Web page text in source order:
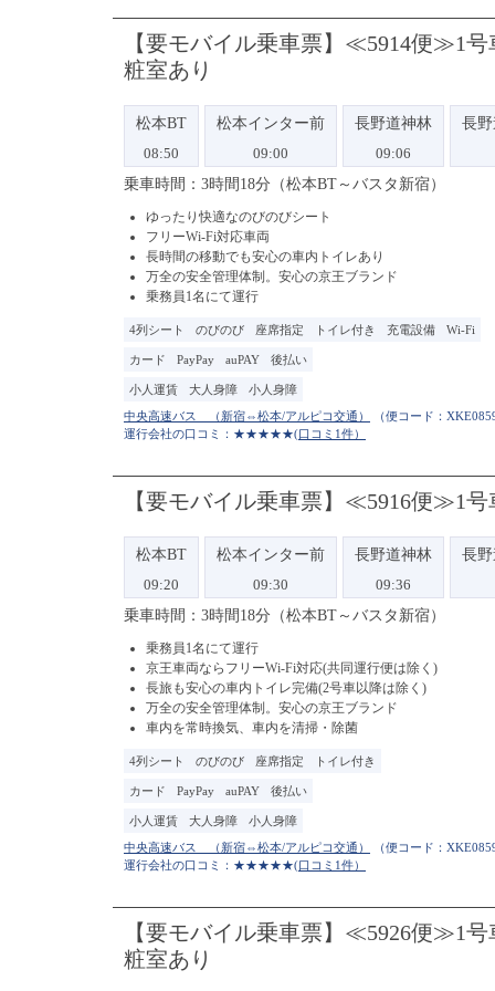
【要モバイル乗車票】≪5914便
粧室あり
（便コード：
運行会社の口コミ：★★★★★(口コミ1件）
松本BT
08:50
松本インター前
09:00
長野道神林
09:06
長
乗車時間：3時間18分（松本BT～バスタ新宿）
4列シート のびのび 座席指定 トイレ付き 充電設備 Wi-Fi
ゆったり快適なのびのびシート
フリーWi-Fi対応車両
長時間の移動でも安心の車内トイレあり
万全の安全管理体制。安心の京王ブランド
乗務員1名にて運行
カード PayPay auPAY 後払い
小人運賃 大人身障 小人身障
【要モバイル乗車票】≪5916便
（便コード：
運行会社の口コミ：★★★★★(口コミ1件）
松本BT
09:20
松本インター前
09:30
長野道神林
09:36
長
乗車時間：3時間18分（松本BT～バスタ新宿）
4列シート のびのび 座席指定 トイレ付き
乗務員1名にて運行
京王車両ならフリーWi-Fi対応(共同運行便は除く)
長旅も安心の車内トイレ完備(2号車以降は除く)
万全の安全管理体制。安心の京王ブランド
車内を常時換気、車内を清掃・除菌
カード PayPay auPAY 後払い
小人運賃 大人身障 小人身障
【要モバイル乗車票】≪5926便
粧室あり